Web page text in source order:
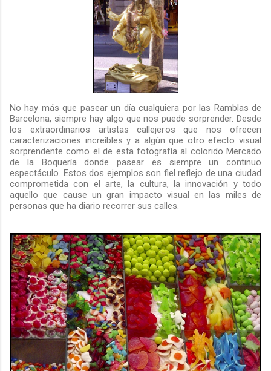
No hay más que pasear un día cualquiera por las Ramblas de
Barcelona, siempre hay algo que nos puede sorprender. Desde
los extraordinarios artistas callejeros que nos ofrecen
caracterizaciones increíbles y a algún que otro efecto visual
sorprendente como el de esta fotografía al colorido Mercado
de la Boquería donde pasear es siempre un continuo
espectáculo. Estos dos ejemplos son fiel reflejo de una ciudad
comprometida con el arte, la cultura, la innovación y todo
aquello que cause un gran impacto visual en las miles de
personas que ha diario recorrer sus calles.